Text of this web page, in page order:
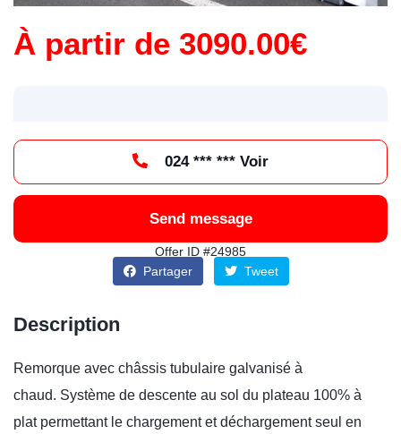
À partir de 3090.00€
024 *** *** Voir
Send message
Offer ID #24985
Partager
Tweet
Description
Remorque avec châssis tubulaire galvanisé à
chaud. Système de descente au sol du plateau 100% à
plat permettant le chargement et déchargement seul en